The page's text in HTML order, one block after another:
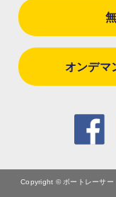
オンデマ
Copyright © ボートレーサー